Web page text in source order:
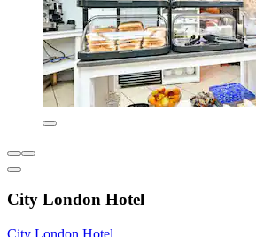
City London Hotel
City London Hotel